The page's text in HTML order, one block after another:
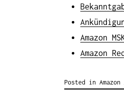
Amazon
Amazon
Posted in Amazon